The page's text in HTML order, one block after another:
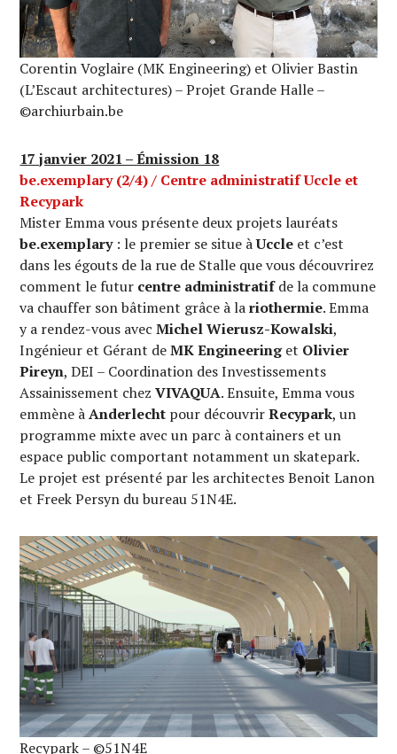
Corentin Voglaire (MK Engineering) et Olivier Bastin
(L’Escaut architectures) – Projet Grande Halle –
©archiurbain.be
17 janvier 2021 – Émission 18
be.exemplary (2/4) / Centre administratifUccle et
Recypark
Mister Emma vous présente deux projets lauréats
be.exemplary: le premier se situe àUccle et c’est
dans les égouts de la rue de Stalle que vous découvrirez
comment le futur centre administratifde la commune
va chauffer son bâtiment grâce à lariothermie. Emma
y a rendez-vous avecMichel Wierusz-Kowalski,
Ingénieur et Gérant deMK Engineeringet Olivier
Pireyn, DEI – Coordination des Investissements
Assainissement chezVIVAQUA. Ensuite, Emma vous
emmène àAnderlecht pour découvrirRecypark, un
programme mixte avec un parc à containers et un
espace public comportant notamment un skatepark.
Le projet est présenté par les architectes Benoit Lanon
et Freek Persyn du bureau 51N4E.
Recypark – ©51N4E